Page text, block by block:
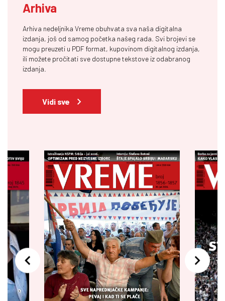
Arhiva
Arhiva nedeljnika Vreme obuhvata sva naša digitalna
izdanja, još od samog početka našeg rada. Svi brojevi se
mogu preuzeti u PDF format, kupovinom digitalnog izdanja,
ili možete pročitati sve dostupne tekstove iz odabranog
izdanja.
Vidi sve